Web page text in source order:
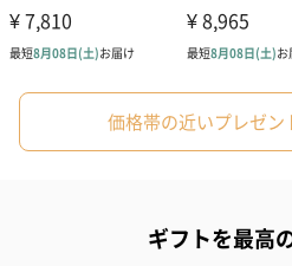
価格帯の近いプレゼン
ギフトを最高